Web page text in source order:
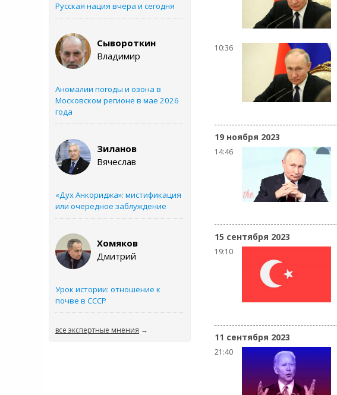
Русская нация вчера и сегодня
Сывороткин
Владимир
Аномалии погоды и озона в
Московском регионе в мае 2026
года
Зиланов
Вячеслав
«Дух Анкориджа»: мистификация
или очередное заблуждение
Хомяков
Дмитрий
Урок истории: отношение к
почве в СССР
все экспертные мнения →
10:36
19 ноября 2023
14:46
15 сентября 2023
19:10
11 сентября 2023
21:40